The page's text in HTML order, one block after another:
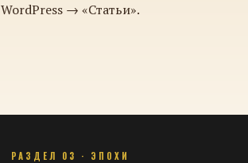
WordPress → «Статьи».
РАЗДЕЛ 03 · ЭПОХИ